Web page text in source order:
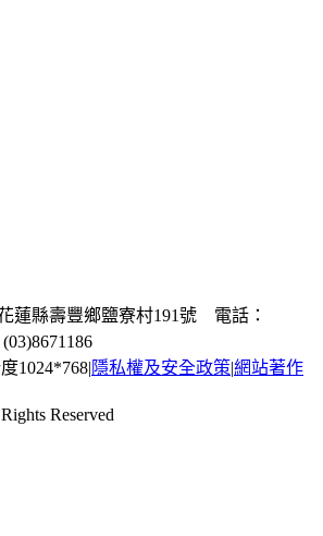
蓮縣壽豐鄉鹽寮村191號 電話：
1024*768|隱私權及安全政策|網站著作
Reserved